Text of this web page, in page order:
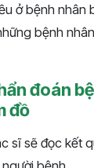
ở bệnh nhân
bệnh
đoán
đồ
sĩ sẽ đọc kết